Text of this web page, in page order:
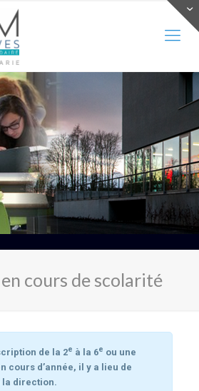
cours de scolarité
de la 2e à la 6e ou une
cours d’année, il y a lieu de
la direction.